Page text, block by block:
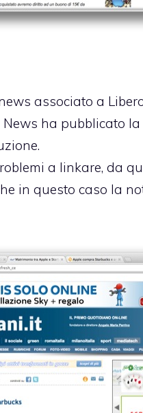
associato a
ha pubblicato
a linkare, da
in questo caso la